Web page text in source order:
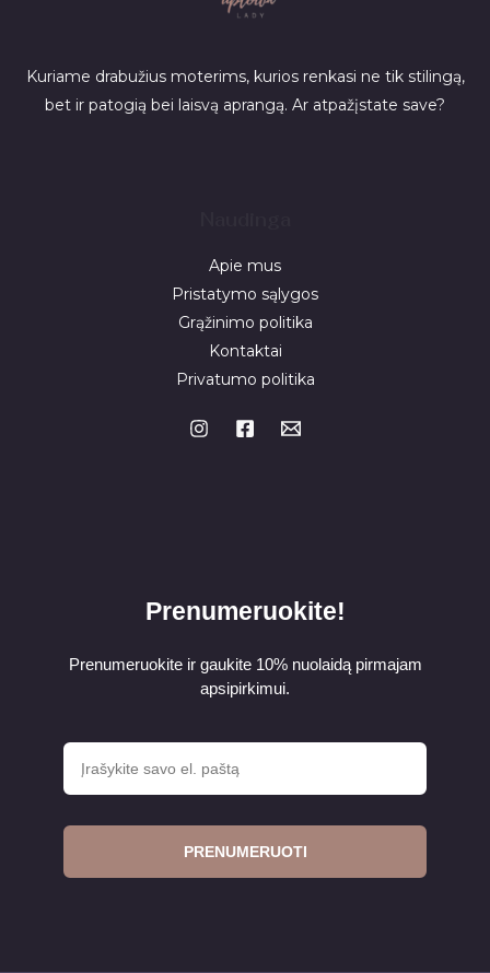
Kuriame drabužius moterims, kurios renkasi ne tik stilingą,
bet ir patogią bei laisvą aprangą. Ar atpažįstate save?
Apie mus
Pristatymo sąlygos
Grąžinimo politika
Kontaktai
Privatumo politika
Prenumeruokite!
Prenumeruokite ir gaukite 10% nuolaidą pirmajam
apsipirkimui.
PRENUMERUOTI